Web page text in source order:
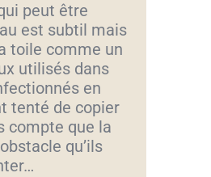
peut être
est subtil mais
toile comme un
utilisés dans
en
tenté de copier
compte que la
qu’ils